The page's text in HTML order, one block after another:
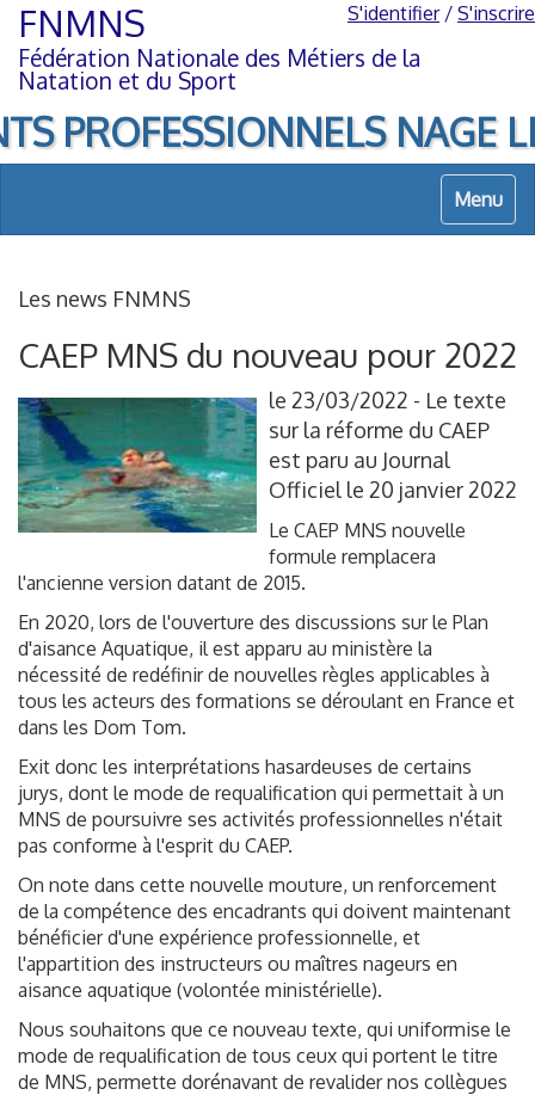
Aller
contenu
Aller
navigation
FNMNS
Fédération Nationale des Métiers de la
Natation et du Sport
S'identifier/ S'inscrire
PROFESSIONNELS
Menu
Les news FNMNS
CAEP MNS du nouveau pour 2022
le 23/03/2022 - Le texte
sur la réforme du CAEP
est paru au Journal
Officiel le 20 janvier 2022
Le CAEP MNS nouvelle
formule remplacera
l'ancienne version datant de 2015.
En 2020, lors de l'ouverture des discussions sur le Plan
d'aisance Aquatique, il est apparu au ministère la
nécessité de redéfinir de nouvelles règles applicables à
tous les acteurs des formations se déroulant en France et
dans les Dom Tom.
Exit donc les interprétations hasardeuses de certains
jurys, dont le mode de requalification qui permettait à un
MNS de poursuivre ses activités professionnelles n'était
pas conforme à l'esprit du CAEP.
On note dans cette nouvelle mouture, un renforcement
de la compétence des encadrants qui doivent maintenant
bénéficier d'une expérience professionnelle, et
l'appartition des instructeurs ou maîtres nageurs en
aisance aquatique (volontée ministérielle).
Nous souhaitons que ce nouveau texte, qui uniformise le
mode de requalification de tous ceux qui portent le titre
de MNS, permette dorénavant de revalider nos collègues